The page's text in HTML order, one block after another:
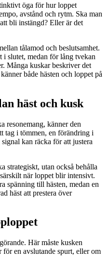
öga för hur loppet
avstånd och rytm. Ska man
bli instängd? Eller är det
tålamod och beslutsamhet.
slutet, medan för lång tvekan
Många kuskar beskriver det
både hästen och loppet på
häst och kusk
resonemang, känner den
tag i tömmen, en förändring i
kan räcka för att justera
strategiskt, utan också behålla
när loppet blir intensivt.
spänning till hästen, medan en
häst att prestera över
Här måste kusken
för en avslutande spurt, eller om